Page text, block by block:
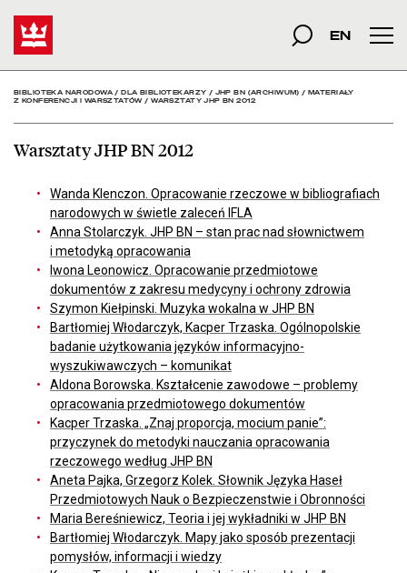
Warsztaty JHP BNszukana fraza
Szukaj
EN
BIBLIOTEKA NARODOWA/DLA BIBLIOTEKARZY / JHP BN (ARCHIWUM) /MATERIAŁY
Z KONFERENCJI I WARSZTATÓW/WARSZTATY JHP BN 2012
Warsztaty JHP BN 2012
Wanda Klenczon. Opracowanie rzeczowe w bibliografiach
narodowych w świetle zaleceń IFLA
Anna Stolarczyk. JHP BN – stan prac nad słownictwem
i metodyką opracowania
Iwona Leonowicz. Opracowanie przedmiotowe
dokumentów z zakresu medycyny i ochrony zdrowia
Szymon Kiełpinski. Muzyka wokalna w JHP BN
Bartłomiej Włodarczyk, Kacper Trzaska. Ogólnopolskie
badanie użytkowania języków informacyjno-
wyszukiwawczych – komunikat
Aldona Borowska. Kształcenie zawodowe – problemy
opracowania przedmiotowego dokumentów
Kacper Trzaska. „Znaj proporcja, mocium panie”:
przyczynek do metodyki nauczania opracowania
rzeczowego według JHP BN
Aneta Pajka, Grzegorz Kolek. Słownik Języka Haseł
Przedmiotowych Nauk o Bezpieczenstwie i Obronności
Maria Bereśniewicz, Teoria i jej wykładniki w JHP BN
Bartłomiej Włodarczyk. Mapy jako sposób prezentacji
pomysłów, informacji i wiedzy